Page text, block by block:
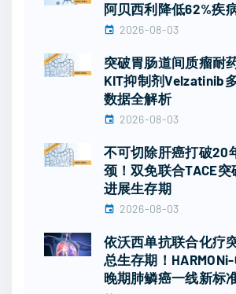
阿贝西利降低62%疾
2026-08-03
突破胃肠道间质瘤耐
KIT抑制剂Velzatinib
数据全解析
2026-08-03
不可切除肝癌打破20
颈！双免联合TACE突
进展生存期
2026-08-03
依沃西单抗联合化疗
总生存期！
晚期肺鳞癌一线新标